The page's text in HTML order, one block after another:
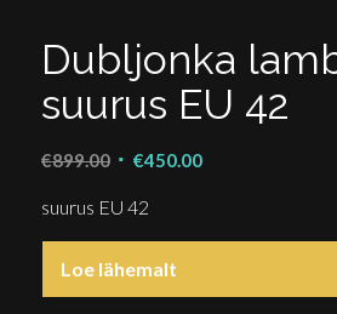
Dubljonka
suurus EU 42
€899.00 Algne
oli:
€899.00.
€450.00Praegune
€450.00.
suurus EU 42
Loe lähemalt